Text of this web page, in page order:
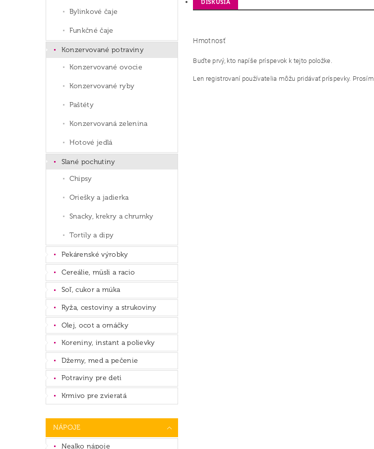
Bylinkové čaje
Funkčné čaje
Konzervované potraviny
Konzervované ovocie
Konzervované ryby
Paštéty
Konzervovaná zelenina
Hotové jedlá
Slané pochutiny
Chipsy
Oriešky a jadierka
Snacky, krekry a chrumky
Tortily a dipy
Pekárenské výrobky
Cereálie, müsli a racio
Soľ, cukor a múka
Ryža, cestoviny a strukoviny
Olej, ocot a omáčky
Koreniny, instant a polievky
Džemy, med a pečenie
Potraviny pre deti
Krmivo pre zvieratá
NÁPOJE
Nealko nápoje
DISKUSIA
Hmotnosť
Buďte prvý, kto napíše príspevok k tejto položke.
Len registrovaní používatelia môžu pridávať príspevky. Prosím